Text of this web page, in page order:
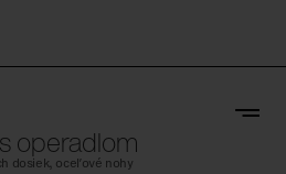
operadlom
dosiek, oceľové nohy